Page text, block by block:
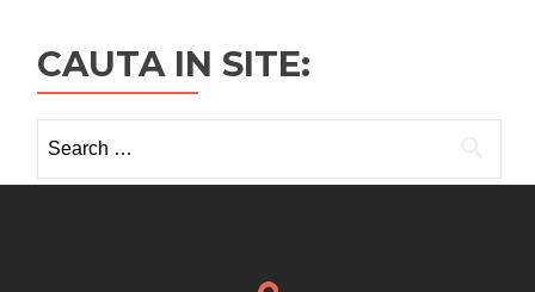
CAUTA IN SITE:
for: